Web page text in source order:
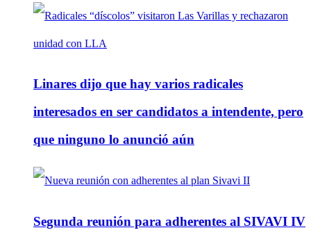
Linares dijo que hay varios radicales
interesados en ser candidatos a intendente, pero
que ninguno lo anunció aún
Segunda reunión para adherentes al SIVAVI IV